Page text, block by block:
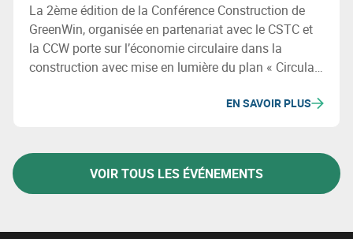
La 2ème édition de la Conférence Construction de
GreenWin, organisée en partenariat avec le CSTC et
la CCW porte sur l’économie circulaire dans la
construction avec mise en lumière du plan « Circular
de l’économie circulaire dans la construction.
EN SAVOIR PLUS
VOIR TOUS LES ÉVÉNEMENTS